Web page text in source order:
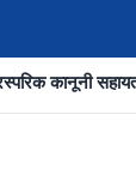
कानूनी